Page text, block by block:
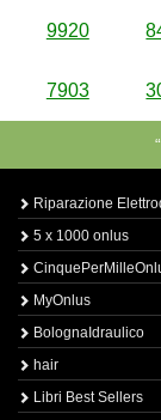
9920
7903
Riparazione
5 x 1000 onlus
MyOnlus
BolognaIdraulico
hair
Libri Best Sellers